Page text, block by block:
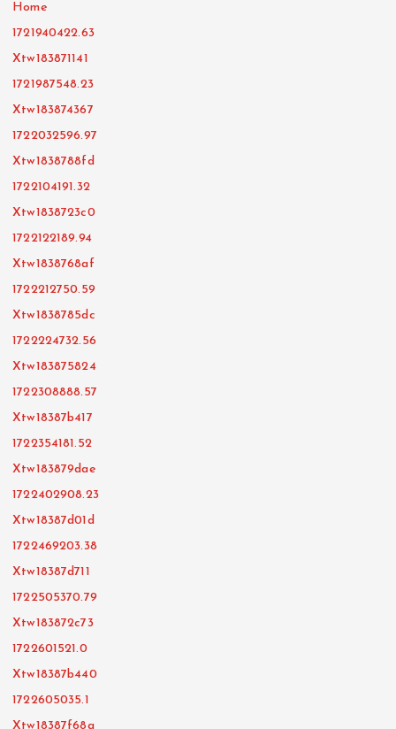
Home
1721940422.63
Xtw183871141
1721987548.23
Xtw183874367
1722032596.97
Xtw1838788fd
1722104191.32
Xtw1838723c0
1722122189.94
Xtw1838768af
1722212750.59
Xtw1838785dc
1722224732.56
Xtw183875824
1722308888.57
Xtw18387b417
1722354181.52
Xtw183879dae
1722402908.23
Xtw18387d01d
1722469203.38
Xtw18387d711
1722505370.79
Xtw183872c73
1722601521.0
Xtw18387b440
1722605035.1
Xtw18387f68a